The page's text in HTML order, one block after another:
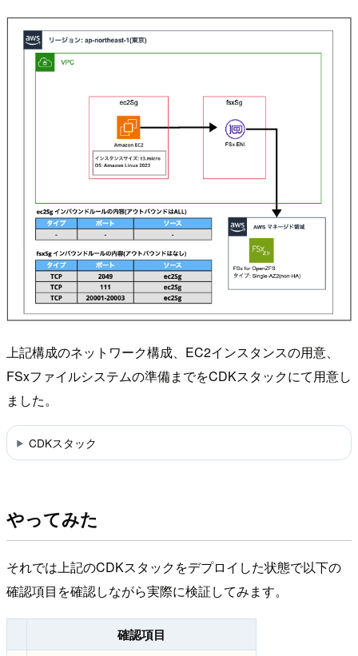
上記構成のネットワーク構成、EC2インスタンスの用意、
FSxファイルシステムの準備までをCDKスタックにて用意し
ました。
CDKスタック
やってみた
それでは上記のCDKスタックをデプロイした状態で以下の
確認項目を確認しながら実際に検証してみます。
確認項目